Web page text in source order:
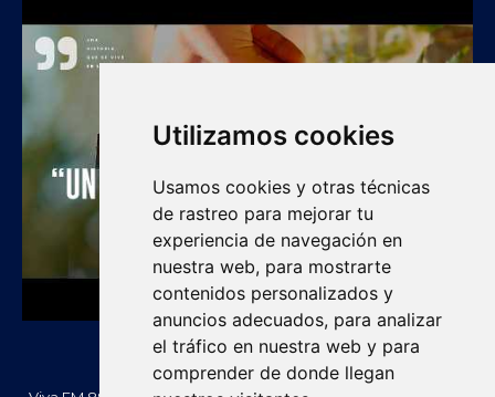
Utilizamos cookies
Usamos cookies y otras técnicas
de rastreo para mejorar tu
experiencia de navegación en
nuestra web, para mostrarte
contenidos personalizados y
anuncios adecuados, para analizar
el tráfico en nuestra web y para
comprender de donde llegan